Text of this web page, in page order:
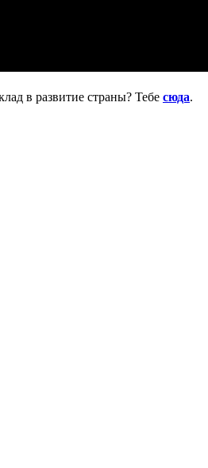
в развитие страны? Тебе сюда.